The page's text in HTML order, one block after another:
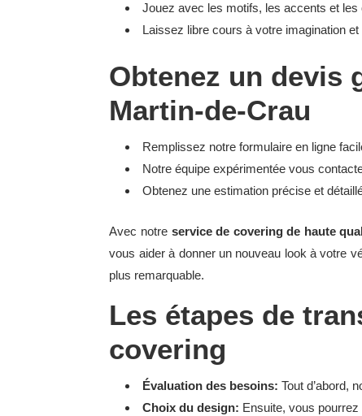
Jouez avec les motifs, les accents et
Laissez libre cours à votre imagination
Obtenez un devis
Martin-de-Crau
Remplissez notre formulaire en ligne
Notre équipe expérimentée vous
Obtenez une estimation précise et
Avec notre service de covering de haute
vous aider à donner un nouveau look à votre
plus remarquable.
Les étapes de
covering
Évaluation des besoins: Tout d’abord,
Choix du design: Ensuite, vous